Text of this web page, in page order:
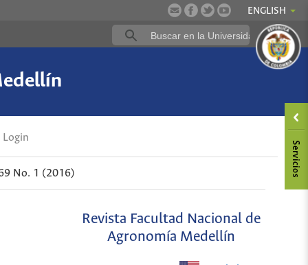
ENGLISH
Login
No. 1 (2016)
Revista Facultad Nacional de
Agronomía Medellín